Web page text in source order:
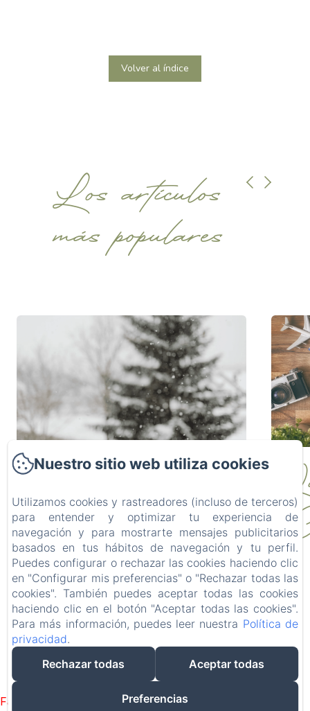
Volver al índice
Los artículos
más populares
Tiempo en la
Cerdanya en
febrero: nieve,
consejos y ropa
adecuada
El tiempo en la Cerdanya durante el
mes de febrero es uno de los grandes
atractivos para quienes buscan
disfrutar del invierno en un entorno
de...
3 min. 3 min.
La Calma De Bellver
Plaça Major 8, Bellver de la Cerdanya, 25720, España
contacta@lacalma.com
638087454
Failed to load BookingEngine/index: Loading chunk 1322
Nuestro sitio web utiliza cookies
Utilizamos cookies y rastreadores (incluso de terceros)
para entender y optimizar tu experiencia de
navegación y para mostrarte mensajes publicitarios
basados en tus hábitos de navegación y tu perfil.
Puedes configurar o rechazar las cookies haciendo clic
en "Configurar mis preferencias" o "Rechazar todas las
cookies". También puedes aceptar todas las cookies
haciendo clic en el botón "Aceptar todas las cookies".
Para más información, puedes leer nuestra Política de
privacidad.
Rechazar todas
Aceptar todas
Preferencias